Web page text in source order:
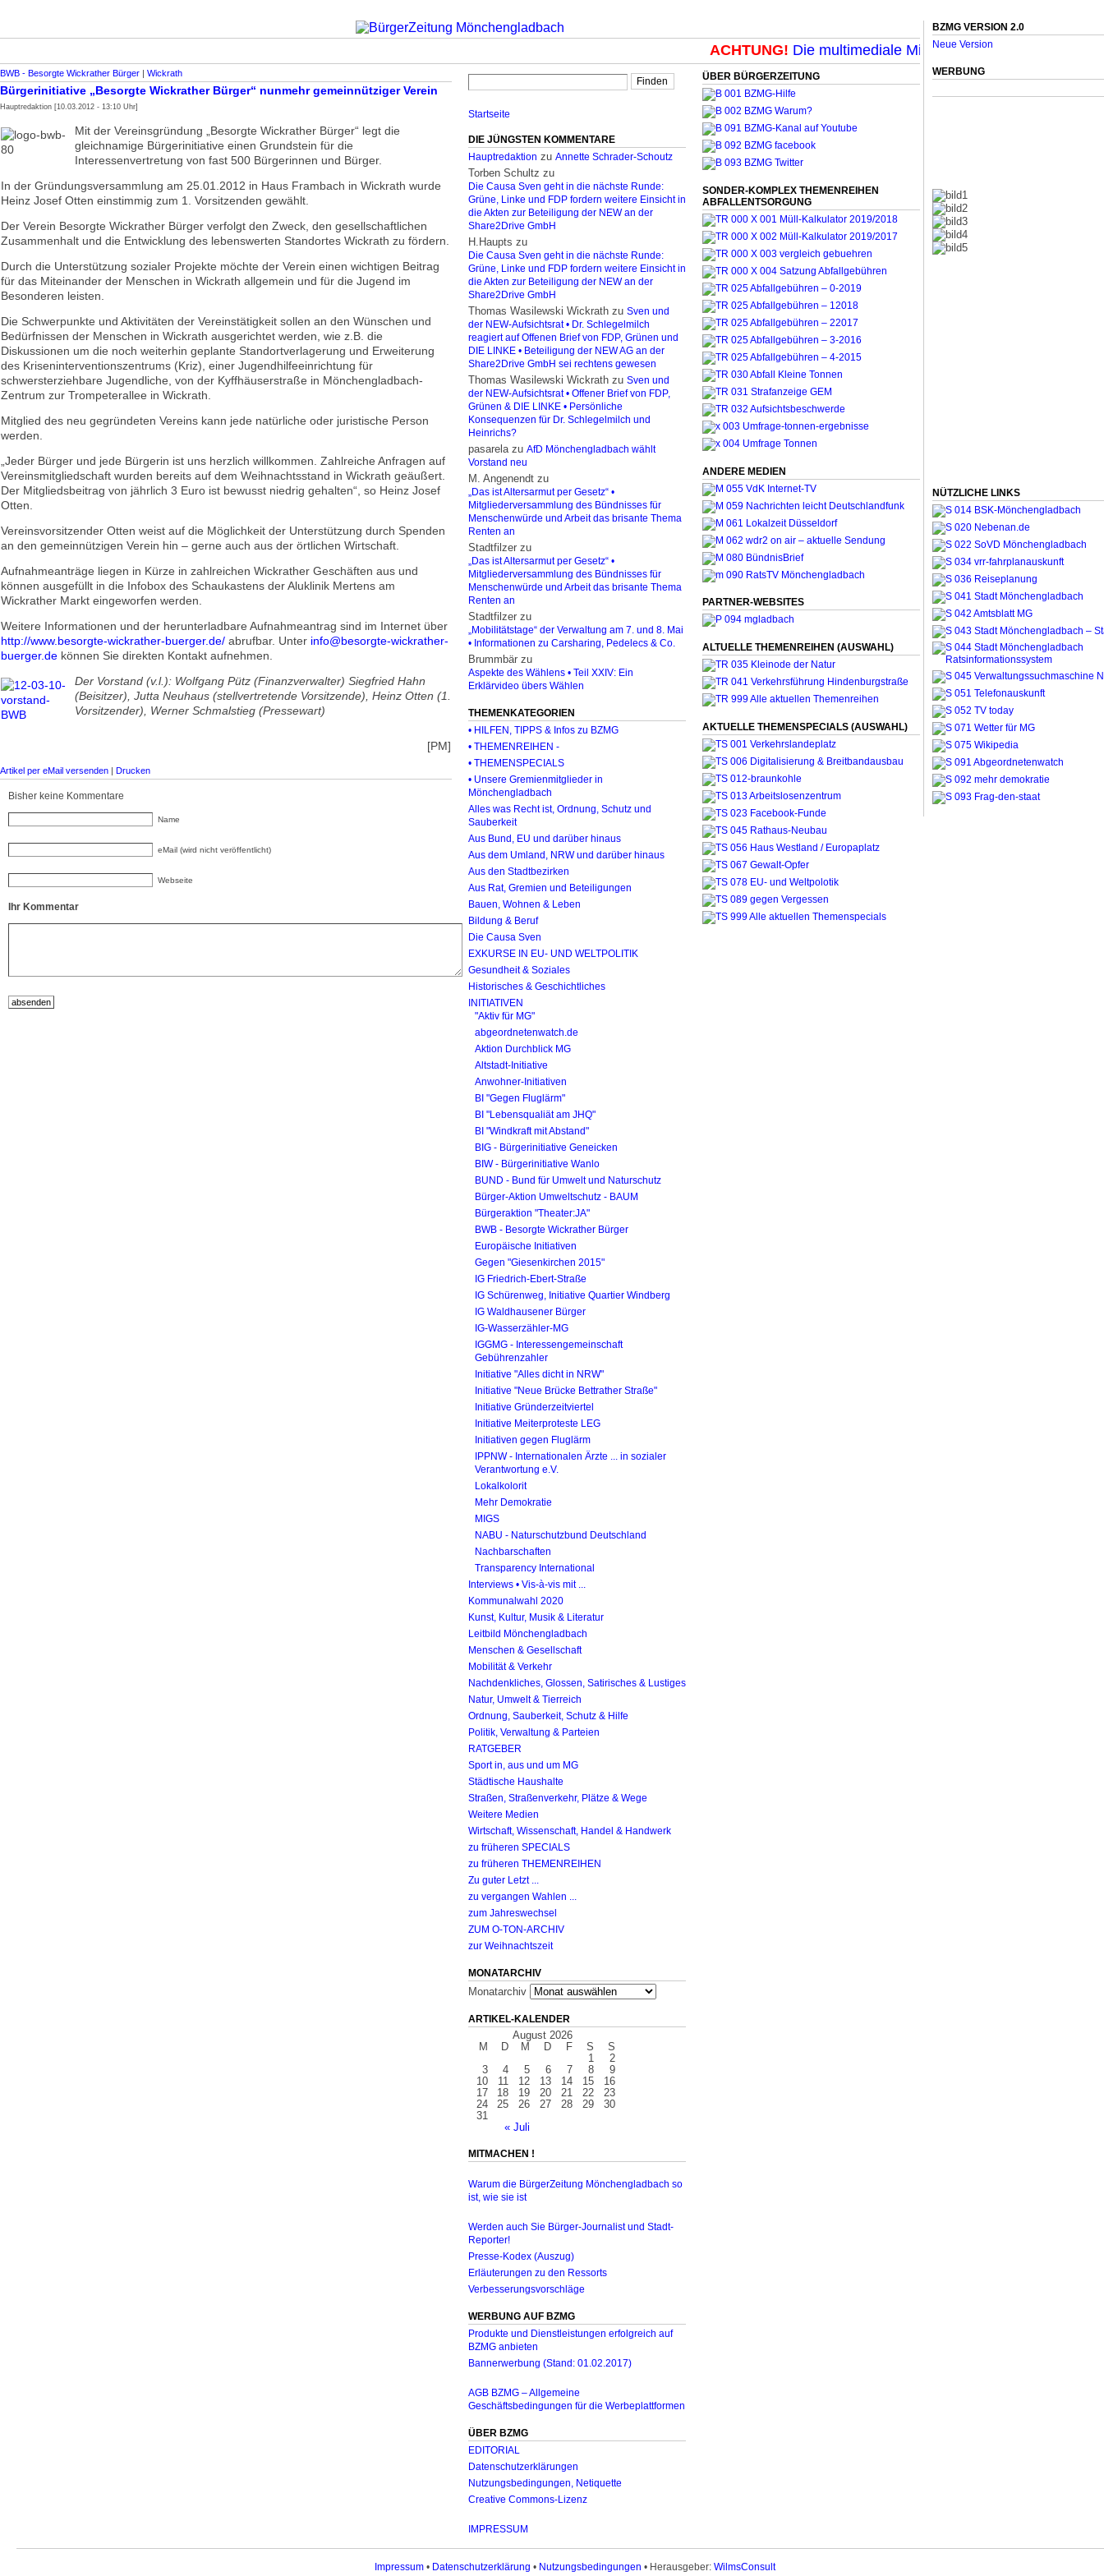
ACHTUNG!Die multimediale Mit-Mach-Zeitung für
BWB - Besorgte Wickrather Bürger | Wickrath
Bürgerinitiative „Besorgte Wickrather Bürger“ nunmehr gemeinnütziger Verein
Hauptredaktion [10.03.2012 - 13:10 Uhr]
Mit der Vereinsgründung „Besorgte Wickrather Bürger“ legt die
gleichnamige Bürgerinitiative einen Grundstein für die
Interessenvertretung von fast 500 Bürgerinnen und Bürger.
In der Gründungsversammlung am 25.01.2012 in Haus Frambach in Wickrath wurde
Heinz Josef Otten einstimmig zum 1. Vorsitzenden gewählt.
Der Verein Besorgte Wickrather Bürger verfolgt den Zweck, den gesellschaftlichen
Zusammenhalt und die Entwicklung des lebenswerten Standortes Wickrath zu fördern.
Durch die Unterstützung sozialer Projekte möchte der Verein einen wichtigen Beitrag
für das Miteinander der Menschen in Wickrath allgemein und für die Jugend im
Besonderen leisten.
Die Schwerpunkte und Aktivitäten der Vereinstätigkeit sollen an den Wünschen und
Bedürfnissen der Menschen in Wickrath ausgerichtet werden, wie z.B. die
Diskussionen um die noch weiterhin geplante Standortverlagerung und Erweiterung
des Kriseninterventionszentrums (Kriz), einer Jugendhilfeeinrichtung für
schwersterziehbare Jugendliche, von der Kyffhäuserstraße in Mönchengladbach-
Zentrum zur Trompeterallee in Wickrath.
Mitglied des neu gegründeten Vereins kann jede natürliche oder juristische Person
werden.
„Jeder Bürger und jede Bürgerin ist uns herzlich willkommen. Zahlreiche Anfragen auf
Vereinsmitgliedschaft wurden bereits auf dem Weihnachtsstand in Wickrath geäußert.
Der Mitgliedsbeitrag von jährlich 3 Euro ist bewusst niedrig gehalten“, so Heinz Josef
Otten.
Vereinsvorsitzender Otten weist auf die Möglichkeit der Unterstützung durch Spenden
an den gemeinnützigen Verein hin – gerne auch aus der örtlichen Wirtschaft.
Aufnahmeanträge liegen in Kürze in zahlreichen Wickrather Geschäften aus und
können ausgefüllt in die Infobox des Schaukastens der Aluklinik Mertens am
Wickrather Markt eingeworfen werden.
Weitere Informationen und der herunterladbare Aufnahmeantrag sind im Internet über
http://www.besorgte-wickrather-buerger.de/ abrufbar. Unter info@besorgte-wickrather-
buerger.de können Sie direkten Kontakt aufnehmen.
Der Vorstand (v.l.): Wolfgang Pütz (Finanzverwalter) Siegfried Hahn
(Beisitzer), Jutta Neuhaus (stellvertretende Vorsitzende), Heinz Otten (1.
Vorsitzender), Werner Schmalstieg (Pressewart)
[PM]
Artikel per eMail versenden | Drucken
Bisher keine Kommentare
Name
eMail (wird nicht veröffentlicht)
Webseite
Ihr Kommentar
Startseite
DIE JÜNGSTEN KOMMENTARE
Hauptredaktion zu Annette Schrader-Schoutz
Torben Schultz zu
Die Causa Sven geht in die nächste Runde:
Grüne, Linke und FDP fordern weitere Einsicht in
die Akten zur Beteiligung der NEW an der
Share2Drive GmbH
H.Haupts zu
Die Causa Sven geht in die nächste Runde:
Grüne, Linke und FDP fordern weitere Einsicht in
die Akten zur Beteiligung der NEW an der
Share2Drive GmbH
Thomas Wasilewski Wickrath zu Sven und
der NEW-Aufsichtsrat • Dr. Schlegelmilch
reagiert auf Offenen Brief von FDP, Grünen und
DIE LINKE • Beteiligung der NEW AG an der
Share2Drive GmbH sei rechtens gewesen
Thomas Wasilewski Wickrath zu Sven und
der NEW-Aufsichtsrat • Offener Brief von FDP,
Grünen & DIE LINKE • Persönliche
Konsequenzen für Dr. Schlegelmilch und
Heinrichs?
pasarelazu AfD Mönchengladbach wählt
Vorstand neu
M. Angenendt zu
„Das ist Altersarmut per Gesetz“ •
Mitgliederversammlung des Bündnisses für
Menschenwürde und Arbeit das brisante Thema
Renten an
Stadtfilzer zu
„Das ist Altersarmut per Gesetz“ •
Mitgliederversammlung des Bündnisses für
Menschenwürde und Arbeit das brisante Thema
Renten an
Stadtfilzer zu
„Mobilitätstage“ der Verwaltung am 7. und 8. Mai
• Informationen zu Carsharing, Pedelecs & Co.
Brummbär zu
Aspekte des Wählens • Teil XXIV: Ein
Erklärvideo übers Wählen
THEMENKATEGORIEN
• HILFEN, TIPPS & Infos zu BZMG
• THEMENREIHEN -
• THEMENSPECIALS
• Unsere Gremienmitglieder in
Mönchengladbach
Alles was Recht ist, Ordnung, Schutz und
Sauberkeit
Aus Bund, EU und darüber hinaus
Aus dem Umland, NRW und darüber hinaus
Aus den Stadtbezirken
Aus Rat, Gremien und Beteiligungen
Bauen, Wohnen & Leben
Bildung & Beruf
Die Causa Sven
EXKURSE IN EU- UND WELTPOLITIK
Gesundheit & Soziales
Historisches & Geschichtliches
INITIATIVEN
"Aktiv für MG"
abgeordnetenwatch.de
Aktion Durchblick MG
Altstadt-Initiative
Anwohner-Initiativen
BI "Gegen Fluglärm"
BI "Lebensqualiät am JHQ"
BI "Windkraft mit Abstand"
BIG - Bürgerinitiative Geneicken
BIW - Bürgerinitiative Wanlo
BUND - Bund für Umwelt und Naturschutz
Bürger-Aktion Umweltschutz - BAUM
Bürgeraktion "Theater:JA"
BWB - Besorgte Wickrather Bürger
Europäische Initiativen
Gegen "Giesenkirchen 2015"
IG Friedrich-Ebert-Straße
IG Schürenweg, Initiative Quartier Windberg
IG Waldhausener Bürger
IG-Wasserzähler-MG
IGGMG - Interessengemeinschaft
Gebührenzahler
Initiative "Alles dicht in NRW"
Initiative "Neue Brücke Bettrather Straße"
Initiative Gründerzeitviertel
Initiative Meiterproteste LEG
Initiativen gegen Fluglärm
IPPNW - Internationalen Ärzte ... in sozialer
Verantwortung e.V.
Lokalkolorit
Mehr Demokratie
MIGS
NABU - Naturschutzbund Deutschland
Nachbarschaften
Transparency International
Interviews • Vis-à-vis mit ...
Kommunalwahl 2020
Kunst, Kultur, Musik & Literatur
Leitbild Mönchengladbach
Menschen & Gesellschaft
Mobilität & Verkehr
Nachdenkliches, Glossen, Satirisches & Lustiges
Natur, Umwelt & Tierreich
Ordnung, Sauberkeit, Schutz & Hilfe
Politik, Verwaltung & Parteien
RATGEBER
Sport in, aus und um MG
Städtische Haushalte
Straßen, Straßenverkehr, Plätze & Wege
Weitere Medien
Wirtschaft, Wissenschaft, Handel & Handwerk
zu früheren SPECIALS
zu früheren THEMENREIHEN
Zu guter Letzt ...
zu vergangen Wahlen ...
zum Jahreswechsel
ZUM O-TON-ARCHIV
zur Weihnachtszeit
MONATARCHIV
Monatarchiv
ARTIKEL-KALENDER
August 2026
M
D M D F S S
« Juli
1
2
3
4 5 6 7 8
9
10
11 12 13 14 15
16
17
18 19 20 21 22
23
24
25 26 27 28 29
30
31
MITMACHEN !
Warum die BürgerZeitung Mönchengladbach so
ist, wie sie ist
Werden auch Sie Bürger-Journalist und Stadt-
Reporter!
Presse-Kodex (Auszug)
Erläuterungen zu den Ressorts
Verbesserungsvorschläge
WERBUNG AUF BZMG
Produkte und Dienstleistungen erfolgreich auf
BZMG anbieten
Bannerwerbung (Stand: 01.02.2017)
AGB BZMG – Allgemeine
Geschäftsbedingungen für die Werbeplattformen
ÜBER BZMG
EDITORIAL
Datenschutzerklärungen
Nutzungsbedingungen, Netiquette
Creative Commons-Lizenz
IMPRESSUM
ÜBER BÜRGERZEITUNG
SONDER-KOMPLEX THEMENREIHEN
ABFALLENTSORGUNG
ANDERE MEDIEN
PARTNER-WEBSITES
ALTUELLE THEMENREIHEN (AUSWAHL)
AKTUELLE THEMENSPECIALS (AUSWAHL)
BZMG VERSION 2.0
Neue Version
WERBUNG
NÜTZLICHE LINKS
Impressum • Datenschutzerklärung • Nutzungsbedingungen • Herausgeber: WilmsConsult